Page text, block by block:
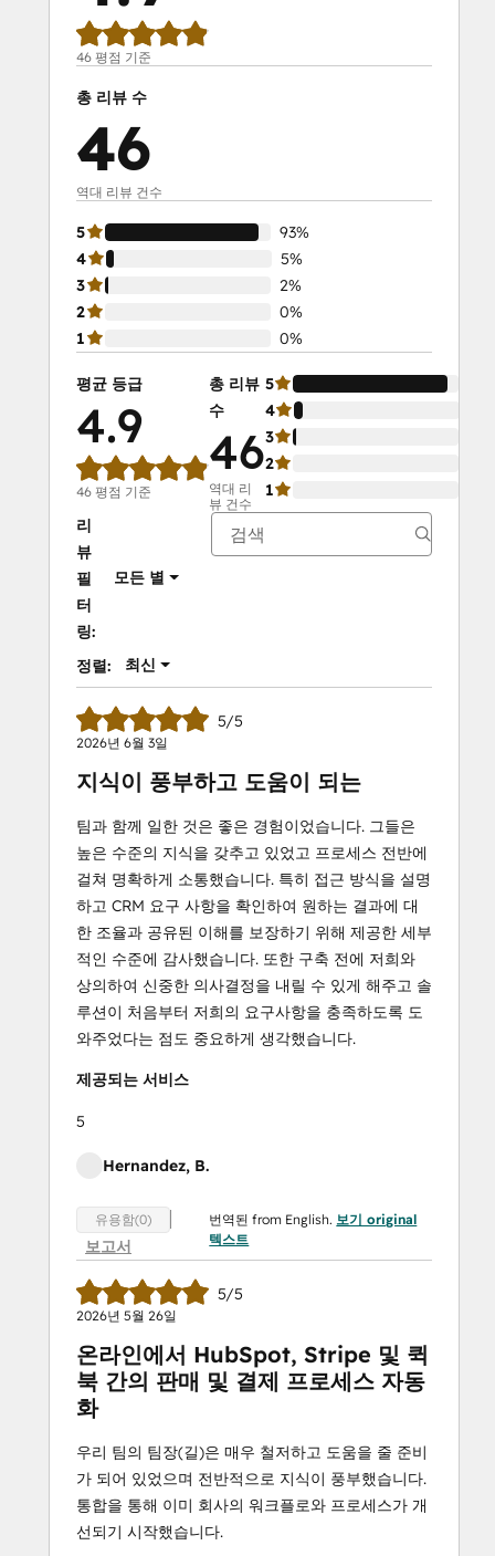
46 평점 기준
총 리뷰 수
46
역대 리뷰 건수
5
93%
4
5%
3
2%
2
0%
1
0%
평균 등급
4.9
46 평점 기준
총 리뷰
수
46
역대 리
뷰 건수
5
4
3
2
1
리
뷰
필
터
링:
모든 별
정렬: 최신
5/5
2026년 6월 3일
지식이 풍부하고 도움이 되는
팀과 함께 일한 것은 좋은 경험이었습니다. 그들은
높은 수준의 지식을 갖추고 있었고 프로세스 전반에
걸쳐 명확하게 소통했습니다. 특히 접근 방식을 설명
하고 CRM 요구 사항을 확인하여 원하는 결과에 대
한 조율과 공유된 이해를 보장하기 위해 제공한 세부
적인 수준에 감사했습니다. 또한 구축 전에 저희와
상의하여 신중한 의사결정을 내릴 수 있게 해주고 솔
루션이 처음부터 저희의 요구사항을 충족하도록 도
와주었다는 점도 중요하게 생각했습니다.
제공되는 서비스
5
Hernandez, B.
유용함(0)
보고서
번역된 from English.보기 original
텍스트
5/5
2026년 5월 26일
온라인에서 HubSpot, Stripe 및 퀵
북 간의 판매 및 결제 프로세스 자동
화
우리 팀의 팀장(길)은 매우 철저하고 도움을 줄 준비
가 되어 있었으며 전반적으로 지식이 풍부했습니다.
통합을 통해 이미 회사의 워크플로와 프로세스가 개
선되기 시작했습니다.